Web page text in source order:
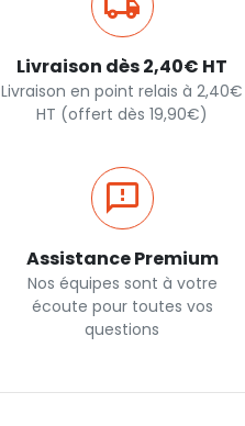
Livraison dès 2,40€ HT
Livraison en point relais à 2,40€
HT (offert dès 19,90€)
Assistance Premium
Nos équipes sont à votre
écoute pour toutes vos
questions